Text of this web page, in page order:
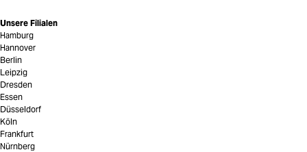
Unsere Filialen
Hamburg
Hannover
Berlin
Leipzig
Dresden
Essen
Düsseldorf
Köln
Frankfurt
Nürnberg